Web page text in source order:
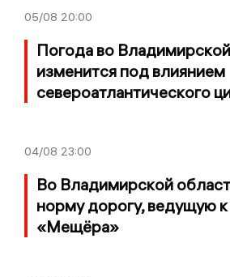
05/08 20:00
Погода во
изменится под влиянием
североатлантического
04/08 23:00
Во Владимирской
норму дорогу, ведущую к
«Мещёра»